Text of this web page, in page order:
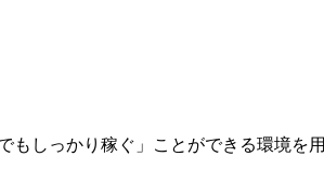
もしっかり稼ぐ」ことができる環境を用